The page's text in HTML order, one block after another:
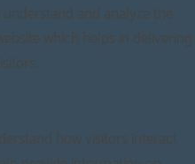
and analyze the
which helps in delivering
how visitors interact